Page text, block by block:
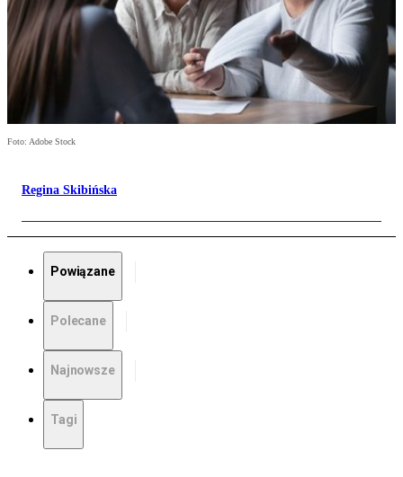
Foto: Adobe Stock
Regina Skibińska
Powiązane
Polecane
Najnowsze
Tagi